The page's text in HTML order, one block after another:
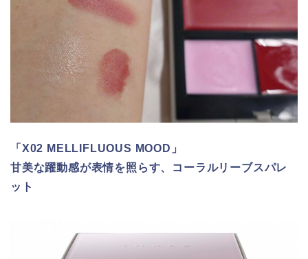
「X02 MELLIFLUOUS MOOD」
甘美な躍動感が表情を照らす、コーラルリーブスパレ
ット